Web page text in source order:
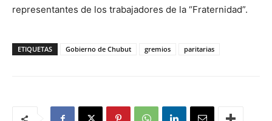
representantes de los trabajadores de la “Fraternidad”.
ETIQUETAS Gobierno de Chubut gremios paritarias